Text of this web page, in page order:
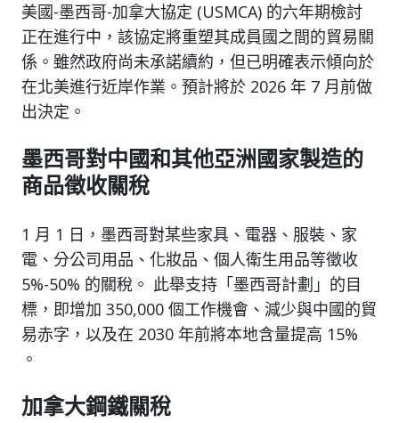
美國-墨西哥-加拿大協定 (USMCA) 的六年期檢討
正在進行中，該協定將重塑其成員國之間的貿易關
係。雖然政府尚未承諾續約，但已明確表示傾向於
在北美進行近岸作業。預計將於 2026 年 7 月前做
出決定。
墨西哥對中國和其他亞洲國家製造的
商品徵收關稅
1 月 1 日，墨西哥對某些家具、電器、服裝、家
電、分公司用品、化妝品、個人衛生用品等徵收
5%-50% 的關稅。 此舉支持「墨西哥計劃」的目
標，即增加 350,000 個工作機會、減少與中國的貿
易赤字，以及在 2030 年前將本地含量提高 15%
。
加拿大鋼鐵關稅